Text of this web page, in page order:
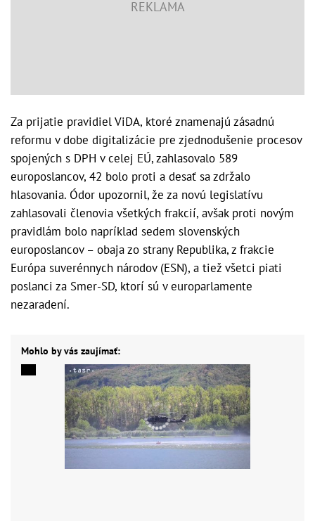
Za prijatie pravidiel ViDA, ktoré znamenajú zásadnú
reformu v dobe digitalizácie pre zjednodušenie procesov
spojených s DPH v celej EÚ, zahlasovalo 589
europoslancov, 42 bolo proti a desať sa zdržalo
hlasovania. Ódor upozornil, že za novú legislatívu
zahlasovali členovia všetkých frakcií, avšak proti novým
pravidlám bolo napríklad sedem slovenských
europoslancov – obaja zo strany Republika, z frakcie
Európa suverénnych národov (ESN), a tiež všetci piati
poslanci za Smer-SD, ktorí sú v europarlamente
nezaradení.
Mohlo by vás zaujímať: